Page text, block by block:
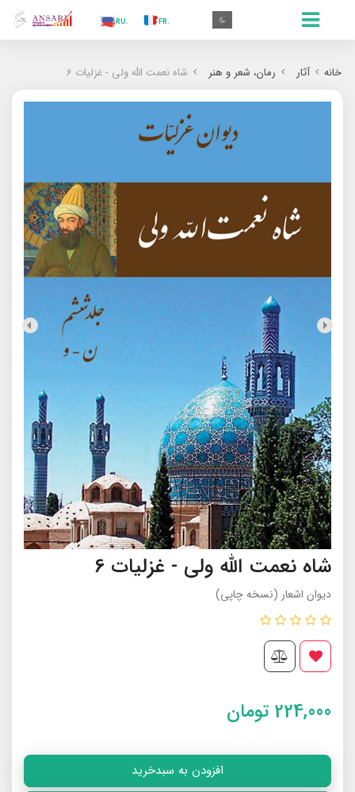
.RU
.ES
.IN
خانه آثار رمان‌‌، شعر و هنر شاه نعمت الله ولی - غزلیات 6
شاه نعمت الله ولی - غزلیات 6
دیوان اشعار (نسخه چاپی)
224,000 تومان
افزودن به سبدخرید